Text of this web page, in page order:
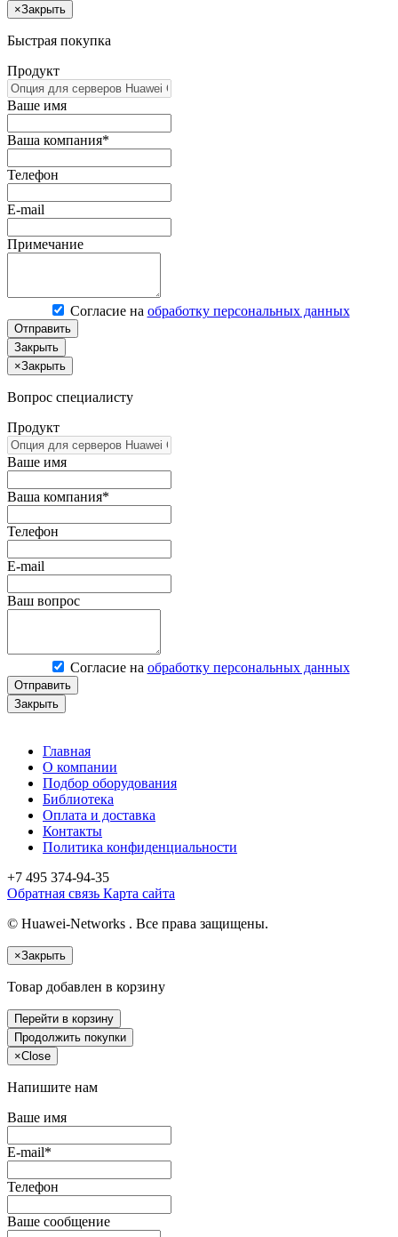
×Закрыть
Быстрая покупка
Продукт
Ваше имя
Ваша компания*
Телефон
E-mail
Примечание
Согласие на обработку персональных данных
Отправить
Закрыть
×Закрыть
Вопрос специалисту
Продукт
Ваше имя
Ваша компания*
Телефон
E-mail
Ваш вопрос
Согласие на обработку персональных данных
Отправить
Закрыть
Главная
О компании
Подбор оборудования
Библиотека
Оплата и доставка
Контакты
Политика конфиденциальности
+7 495 374-94-35
Обратная связь Карта сайта
© Huawei-Networks . Все права защищены.
×Закрыть
Товар добавлен в корзину
Перейти в корзину
Продолжить покупки
×Close
Напишите нам
Ваше имя
E-mail*
Телефон
Ваше сообщение